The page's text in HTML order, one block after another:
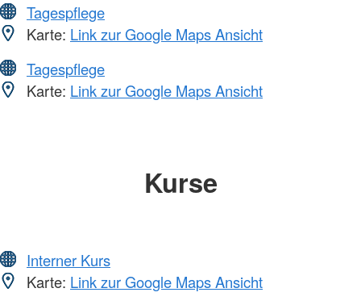
Tagespflege
Karte: Link zur Google Maps Ansicht
Tagespflege
Karte: Link zur Google Maps Ansicht
Kurse
Interner Kurs
Karte: Link zur Google Maps Ansicht